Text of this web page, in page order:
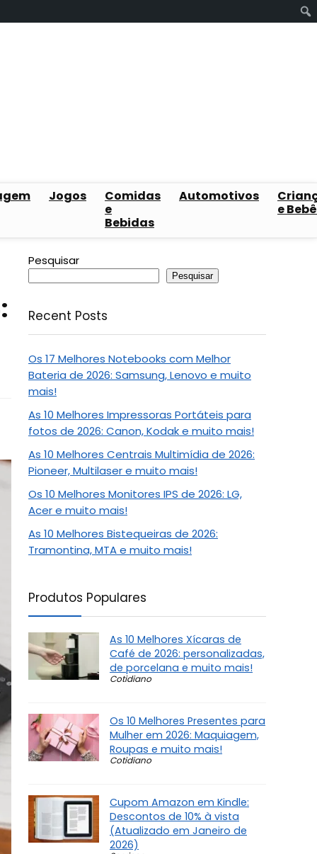
Jogos
Comidas
e
Bebidas
Automotivos
e
Pesquisar
Pesquisar
Recent Posts
Os 17 Melhores Notebooks com Melhor
Bateria de 2026: Samsung, Lenovo e muito
mais!
As 10 Melhores Impressoras Portáteis para
fotos de 2026: Canon, Kodak e muito mais!
As 10 Melhores Centrais Multimídia de 2026:
Pioneer, Multilaser e muito mais!
Os 10 Melhores Monitores IPS de 2026: LG,
Acer e muito mais!
As 10 Melhores Bistequeiras de 2026:
Tramontina, MTA e muito mais!
Produtos Populares
As 10 Melhores Xícaras de
Café de 2026: personalizadas,
de porcelana e muito mais!
Cotidiano
Os 10 Melhores Presentes para
Mulher em 2026: Maquiagem,
Roupas e muito mais!
Cotidiano
Cupom Amazon em Kindle:
Descontos de 10% à vista
(Atualizado em Janeiro de
2026)